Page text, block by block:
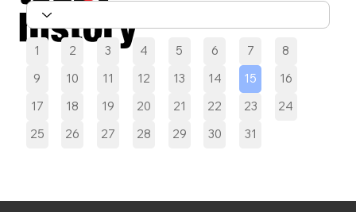
1 2 3 4 5 6 7
8
9
10 11 12 13 14 15
16
17
18 19 20 21 22 23
24
25
26 27 28 29 30 31